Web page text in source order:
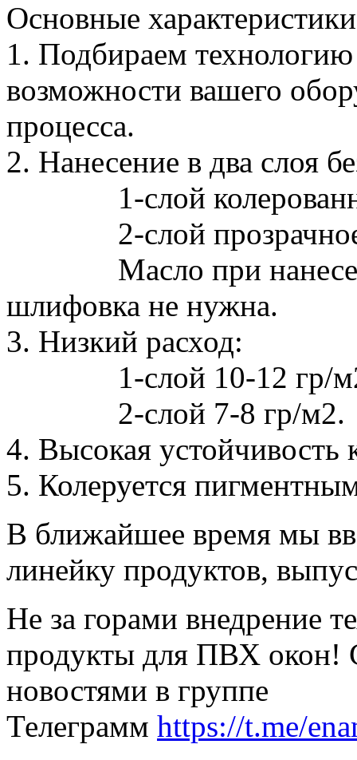
Основные
1. Подбираем
возможности вашего
процесса.
2. Нанесение в два слоя
1-слой
2-слой прозрачное
Масло при
шлифовка не нужна.
3. Низкий расход:
1-слой 10-12 гр/
2-слой 7-8 гр/м2.
4. Высокая устойчивость
5. Колеруется
В ближайшее время мы
линейку продуктов,
Не за горами внедрение
продукты для ПВХ окон!
новостями в группе
Телеграмм https://t.me/